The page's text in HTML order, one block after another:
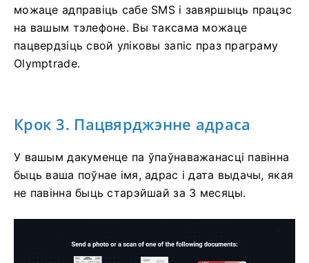
можаце адправіць сабе SMS і завяршыць працэс
на вашым тэлефоне. Вы таксама можаце
пацвердзіць свой уліковы запіс праз праграму
Olymptrade.
Крок 3. Пацвярджэнне адраса
У вашым дакуменце па ўпаўнаважанасці павінна
быць ваша поўнае імя, адрас і дата выдачы, якая
не павінна быць старэйшай за 3 месяцы.